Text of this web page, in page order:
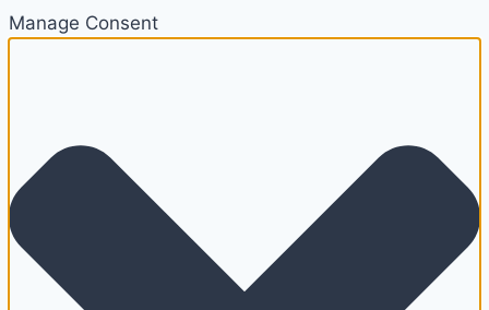
Manage Consent